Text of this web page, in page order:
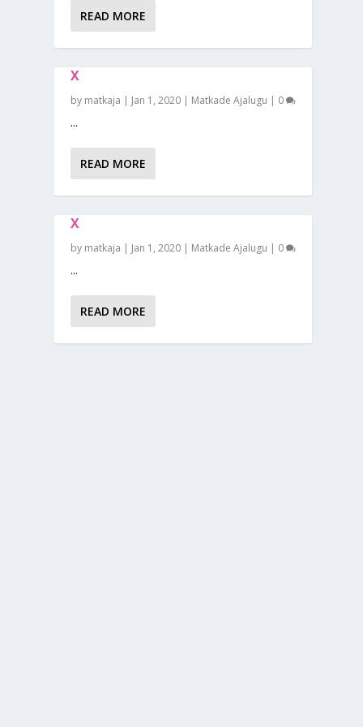
READ MORE
X
by matkaja | Jan 1, 2020 | Matkade Ajalugu | 0
...
READ MORE
X
by matkaja | Jan 1, 2020 | Matkade Ajalugu | 0
...
READ MORE